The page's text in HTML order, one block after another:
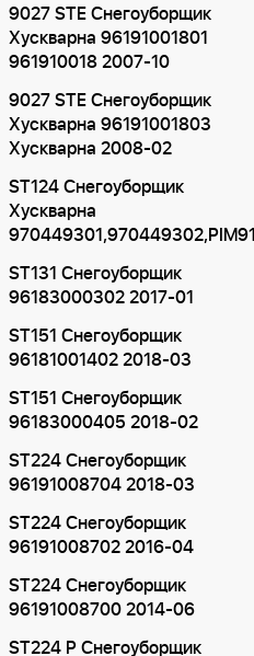
9027 STE Снегоуборщик
Хускварна 96191001801
961910018 2007-10
9027 STE Снегоуборщик
Хускварна 96191001803
Хускварна 2008-02
ST124 Снегоуборщик
Хускварна
ST131 Снегоуборщик
96183000302 2017-01
ST151 Снегоуборщик
96181001402 2018-03
ST151 Снегоуборщик
96183000405 2018-02
ST224 Снегоуборщик
96191008704 2018-03
ST224 Снегоуборщик
96191008702 2016-04
ST224 Снегоуборщик
96191008700 2014-06
ST224 P Снегоуборщик